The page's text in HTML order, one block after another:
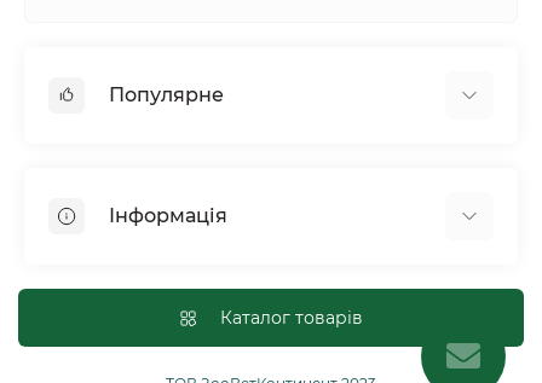
Популярне
Птахи
Рептилії
Сільськогосподарські тварини та птахи
Інформація
Оплата і доставка
Політика конфіденційності
Каталог товарів